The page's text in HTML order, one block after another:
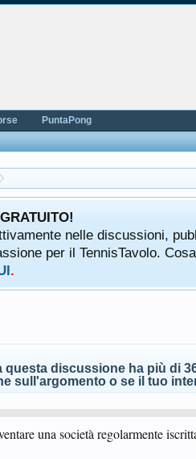
nelle discussioni,
per il TennisTavolo.
.
questa discussione ha più di
sull'argomento o se il tuo
una società regolarmente
PuntaPong